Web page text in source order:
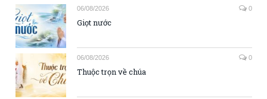
06/08/2026 0
Giọt nước
06/08/2026 0
Thuộc trọn về chúa